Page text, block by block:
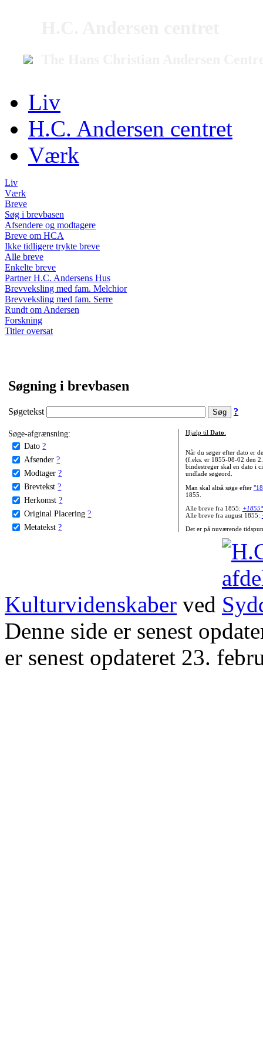
Liv
H.C. Andersen centret
Værk
Liv
Værk
Breve
Søg i brevbasen
Afsendere og modtagere
Breve om HCA
Ikke tidligere trykte breve
Alle breve
Enkelte breve
Partner H.C. Andersens Hus
Brevveksling med fam. Melchior
Brevveksling med fam. Serre
Rundt om Andersen
Forskning
Titler oversat
Søgning i brevbasen
Søgetekst ?
Søge-afgrænsning:
Dato ?
Afsender ?
Modtager ?
Brevtekst ?
Herkomst ?
Original Placering ?
Metatekst ?
Hjælp til Dato:
Når du søger efter dato er
(f.eks. er 1855-08-02 den
bindestreger skal en dato i
undlade søgeord.
Man skal altså søge efter
1855.
Alle breve fra 1855:
Alle breve fra august 1855:
Det er på nuværende
Kulturvidenskaber ved
Denne side er senest
er senest opdateret 23.